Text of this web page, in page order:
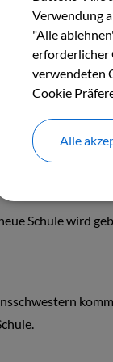
Das
wird bayerisch.
Schule wird
Verwendung
"Alle
erforderlicher
verwendeten
Cookie
Alle